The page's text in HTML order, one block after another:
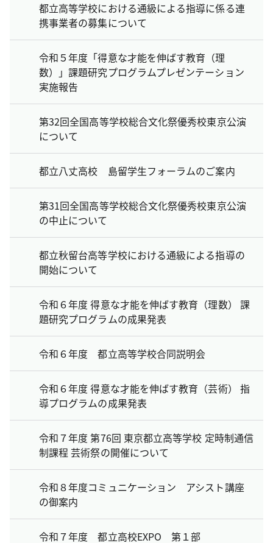
都立高等学校における通級による指導に係る連
携事業者の募集について
令和５年度「得意な才能を伸ばす教育（理
数）」課題研究プログラムプレゼンテーション
実施報告
第32回全国高等学校総合文化祭優秀校東京公演
について
都立八丈高校 島留学生フォーラムのご案内
第31回全国高等学校総合文化祭優秀校東京公演
の中止について
都立秋留台高等学校における通級による指導の
開始について
令和６年度 得意な才能を伸ばす教育（理数） 課
題研究プログラムの成果発表
令和６年度 都立高等学校合同説明会
令和６年度 得意な才能を伸ばす教育（芸術） 指
導プログラムの成果発表
令和７年度 第76回 東京都立高等学校 定時制通信
制課程 芸術祭の開催について
令和８年度コミュニケーション アシスト講座
の御案内
令和７年度 都立高校EXPO 第１部